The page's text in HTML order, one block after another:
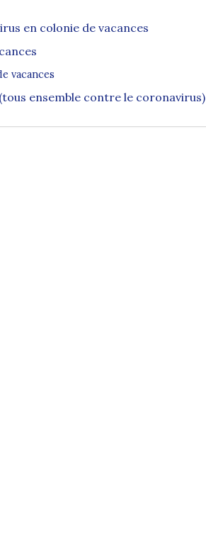
en colonie de vacances
vacances
ensemble contre le coronavirus)